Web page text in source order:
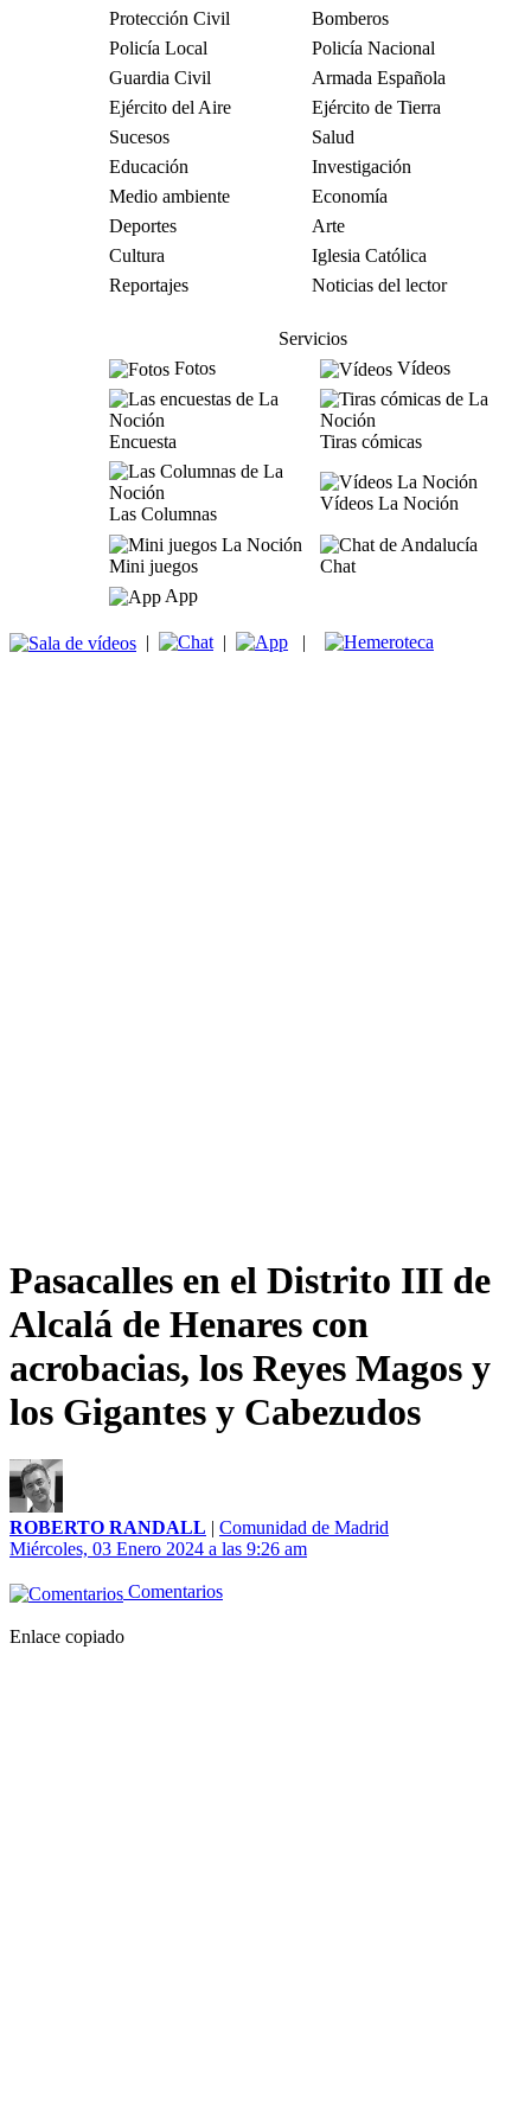
Protección Civil
Bomberos
Policía Local
Policía Nacional
Guardia Civil
Armada Española
Ejército del Aire
Ejército de Tierra
Sucesos
Salud
Educación
Investigación
Medio ambiente
Economía
Deportes
Arte
Cultura
Iglesia Católica
Reportajes
Noticias del lector
Servicios
Fotos
Vídeos
Encuesta Tiras cómicas
Las Columnas
Vídeos La Noción
Mini juegos
Chat
App
| | |
Pasacalles en el Distrito III de
Alcalá de Henares con
acrobacias, los Reyes Magos y
los Gigantes y Cabezudos
ROBERTO RANDALL | Comunidad de Madrid
Miércoles, 03 Enero 2024 a las 9:26 am
Comentarios
Enlace copiado